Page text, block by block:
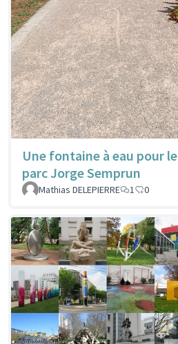
Une fontaine à eau pour le
parc Jorge Semprun
Mathias DELEPIERRE
1 0